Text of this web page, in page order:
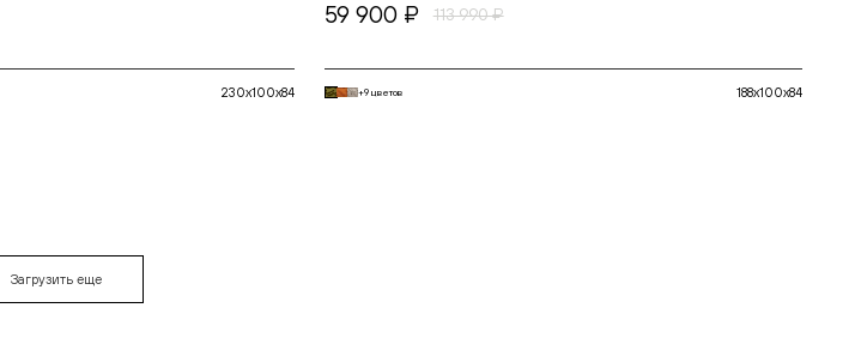
230x100x84
59 900 ₽ 113 990 ₽
+9 цветов 188x100x84
Загрузить еще